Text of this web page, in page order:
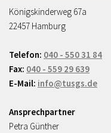
Königskinderweg 67a
22457 Hamburg
Telefon: 040 - 550 31 84
Fax: 040 - 559 29 639
E-Mail: info@tusgs.de
Ansprechpartner
Petra Günther